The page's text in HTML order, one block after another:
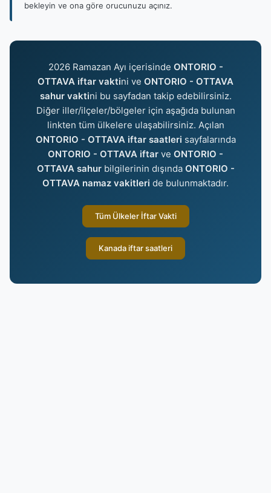
bekleyin ve ona göre orucunuzu açınız.
2026 Ramazan Ayı içerisinde ONTORIO -
OTTAVA iftar vaktini ve ONTORIO - OTTAVA
sahur vaktini bu sayfadan takip edebilirsiniz.
Diğer iller/ilçeler/bölgeler için aşağıda bulunan
linkten tüm ülkelere ulaşabilirsiniz. Açılan
ONTORIO - OTTAVA iftar saatleri sayfalarında
ONTORIO - OTTAVA iftar ve ONTORIO -
OTTAVA sahurbilgilerinin dışında ONTORIO -
OTTAVA namaz vakitleri de bulunmaktadır.
Tüm Ülkeler İftar Vakti
Kanada iftar saatleri